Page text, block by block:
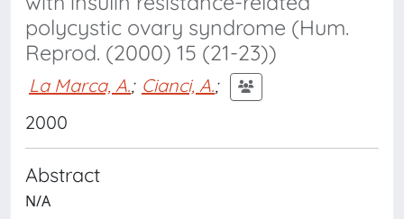
polycystic ovary syndrome (Hum.
Reprod. (2000) 15 (21-23))
La Marca, A.; Cianci, A.;
2000
Abstract
N/A